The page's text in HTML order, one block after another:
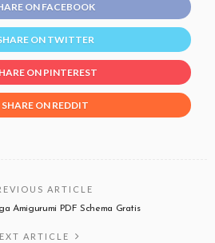
ON FACEBOOK
ON TWITTER
ON PINTEREST
SHARE ON REDDIT
ARTICLE
Amigurumi PDF Schema Gratis
ARTICLE